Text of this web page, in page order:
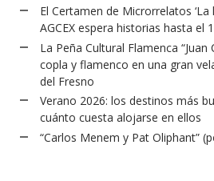
El Certamen de Microrrelatos
AGCEX espera historias hasta el
La Peña Cultural Flamenca “Juan
copla y flamenco en una gran
del Fresno
Verano 2026: los destinos más
cuánto cuesta alojarse en ellos
“Carlos Menem y Pat Oliphant”